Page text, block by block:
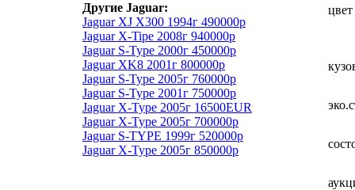
Другие Jaguar:
Jaguar XJ X300 1994г 490000р
Jaguar X-Tipe 2008г 940000р
Jaguar S-Type 2000г 450000р
Jaguar XK8 2001г 800000р
Jaguar S-Type 2005г 760000р
Jaguar S-Type 2001г 750000р
Jaguar X-Type 2005г 16500EUR
Jaguar X-Type 2005г 700000р
Jaguar S-TYPE 1999г 520000р
Jaguar X-Type 2005г 850000р
цвет